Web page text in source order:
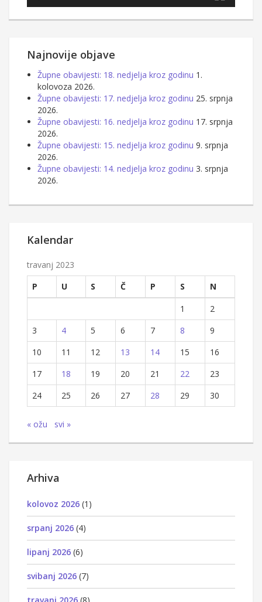
Najnovije objave
Župne obavijesti: 18. nedjelja kroz godinu 1.
kolovoza 2026.
Župne obavijesti: 17. nedjelja kroz godinu 25. srpnja
2026.
Župne obavijesti: 16. nedjelja kroz godinu 17. srpnja
2026.
Župne obavijesti: 15. nedjelja kroz godinu 9. srpnja
2026.
Župne obavijesti: 14. nedjelja kroz godinu 3. srpnja
2026.
Kalendar
travanj 2023
P
U S Č P S
N
1
2
3
4 5 6 7 8
9
10
11 12 13 14 15
16
17
18 19 20 21 22
23
24
25 26 27 28 29 30
« ožu svi »
Arhiva
kolovoz 2026 (1)
srpanj 2026 (4)
lipanj 2026 (6)
svibanj 2026 (7)
travanj 2026 (8)